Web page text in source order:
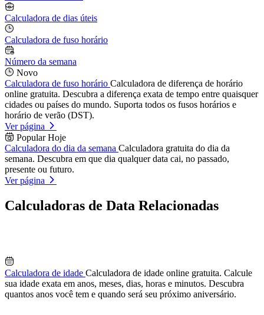
Calculadora de dias úteis
Calculadora de fuso horário
Número da semana
Novo
Calculadora de fuso horário Calculadora de diferença de horário
online gratuita. Descubra a diferença exata de tempo entre quaisquer
cidades ou países do mundo. Suporta todos os fusos horários e
horário de verão (DST).
Ver página
Popular Hoje
Calculadora do dia da semana Calculadora gratuita do dia da
semana. Descubra em que dia qualquer data cai, no passado,
presente ou futuro.
Ver página
Calculadoras de Data Relacionadas
Calculadora de idade Calculadora de idade online gratuita. Calcule
sua idade exata em anos, meses, dias, horas e minutos. Descubra
quantos anos você tem e quando será seu próximo aniversário.